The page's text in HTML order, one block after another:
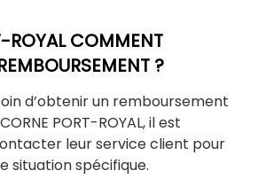
ROYAL COMMENT
REMBOURSEMENT ?
d’obtenir un remboursement
PORT-ROYAL, il est
leur service client pour
situation spécifique.